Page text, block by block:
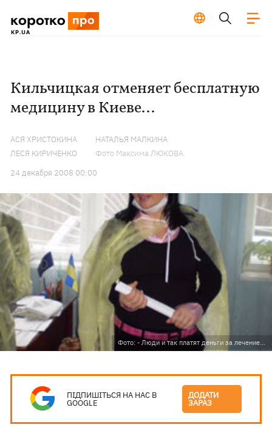
Кильчицкая отменяет бесплатную
медицину в Киеве...
АСЯ ХРИСТОКИНА
НАТАЛЬЯ МАЛКИНА
ЛЕСЯ КИРИЧЕНКО
Фото Максима ЛЮКОВА.
24 декабря 2008 00:00
Фото: - Люди и так платят деньги за лечение…
ПІДПИШІТЬСЯ НА НАС В
GOOGLE
ДОДАТИ
ЗАРАЗ